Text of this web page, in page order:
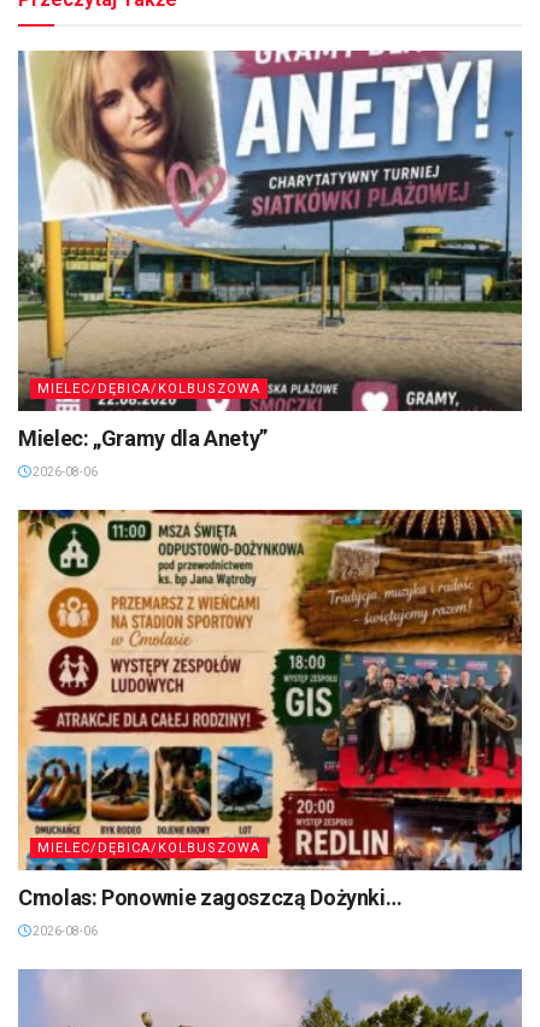
MIELEC/DĘBICA/KOLBUSZOWA
Mielec: „Gramy dla Anety”
2026-08-06
MIELEC/DĘBICA/KOLBUSZOWA
Cmolas: Ponownie zagoszczą Dożynki…
2026-08-06